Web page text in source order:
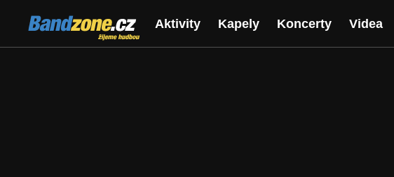
Bandzone.cz
žijeme hudbou
Aktivity Kapely Koncerty Videa